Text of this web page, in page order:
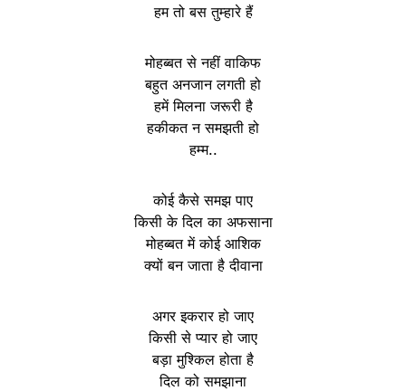
हम तो बस तुम्हारे हैं
मोहब्बत से नहीं वाकिफ
बहुत अनजान लगती हो
हमें मिलना जरूरी है
हकीकत न समझती हो
हम्म..
कोई कैसे समझ पाए
किसी के दिल का अफसाना
मोहब्बत में कोई आशिक
क्यों बन जाता है दीवाना
अगर इकरार हो जाए
किसी से प्यार हो जाए
बड़ा मुश्किल होता है
दिल को समझाना